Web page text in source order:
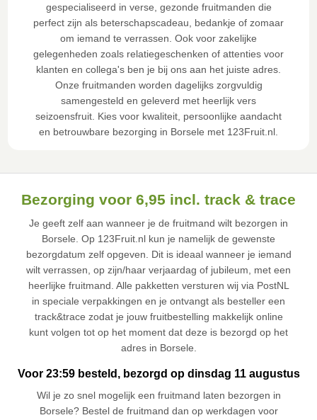
gespecialiseerd in verse, gezonde fruitmanden die
perfect zijn als beterschapscadeau, bedankje of zomaar
om iemand te verrassen. Ook voor zakelijke
gelegenheden zoals relatiegeschenken of attenties voor
klanten en collega's ben je bij ons aan het juiste adres.
Onze fruitmanden worden dagelijks zorgvuldig
samengesteld en geleverd met heerlijk vers
seizoensfruit. Kies voor kwaliteit, persoonlijke aandacht
en betrouwbare bezorging in Borsele met 123Fruit.nl.
Bezorging voor 6,95 incl. track & trace
Je geeft zelf aan wanneer je de fruitmand wilt bezorgen in
Borsele. Op 123Fruit.nl kun je namelijk de gewenste
bezorgdatum zelf opgeven. Dit is ideaal wanneer je iemand
wilt verrassen, op zijn/haar verjaardag of jubileum, met een
heerlijke fruitmand. Alle pakketten versturen wij via PostNL
in speciale verpakkingen en je ontvangt als besteller een
track&trace zodat je jouw fruitbestelling makkelijk online
kunt volgen tot op het moment dat deze is bezorgd op het
adres in Borsele.
Voor 23:59 besteld, bezorgd op dinsdag 11 augustus
Wil je zo snel mogelijk een fruitmand laten bezorgen in
Borsele? Bestel de fruitmand dan op werkdagen voor